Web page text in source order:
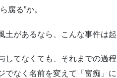
腐る”か。
があるなら、こんな事件は起
してなくても、それまでの過
でなく名前を変えて「富痴」